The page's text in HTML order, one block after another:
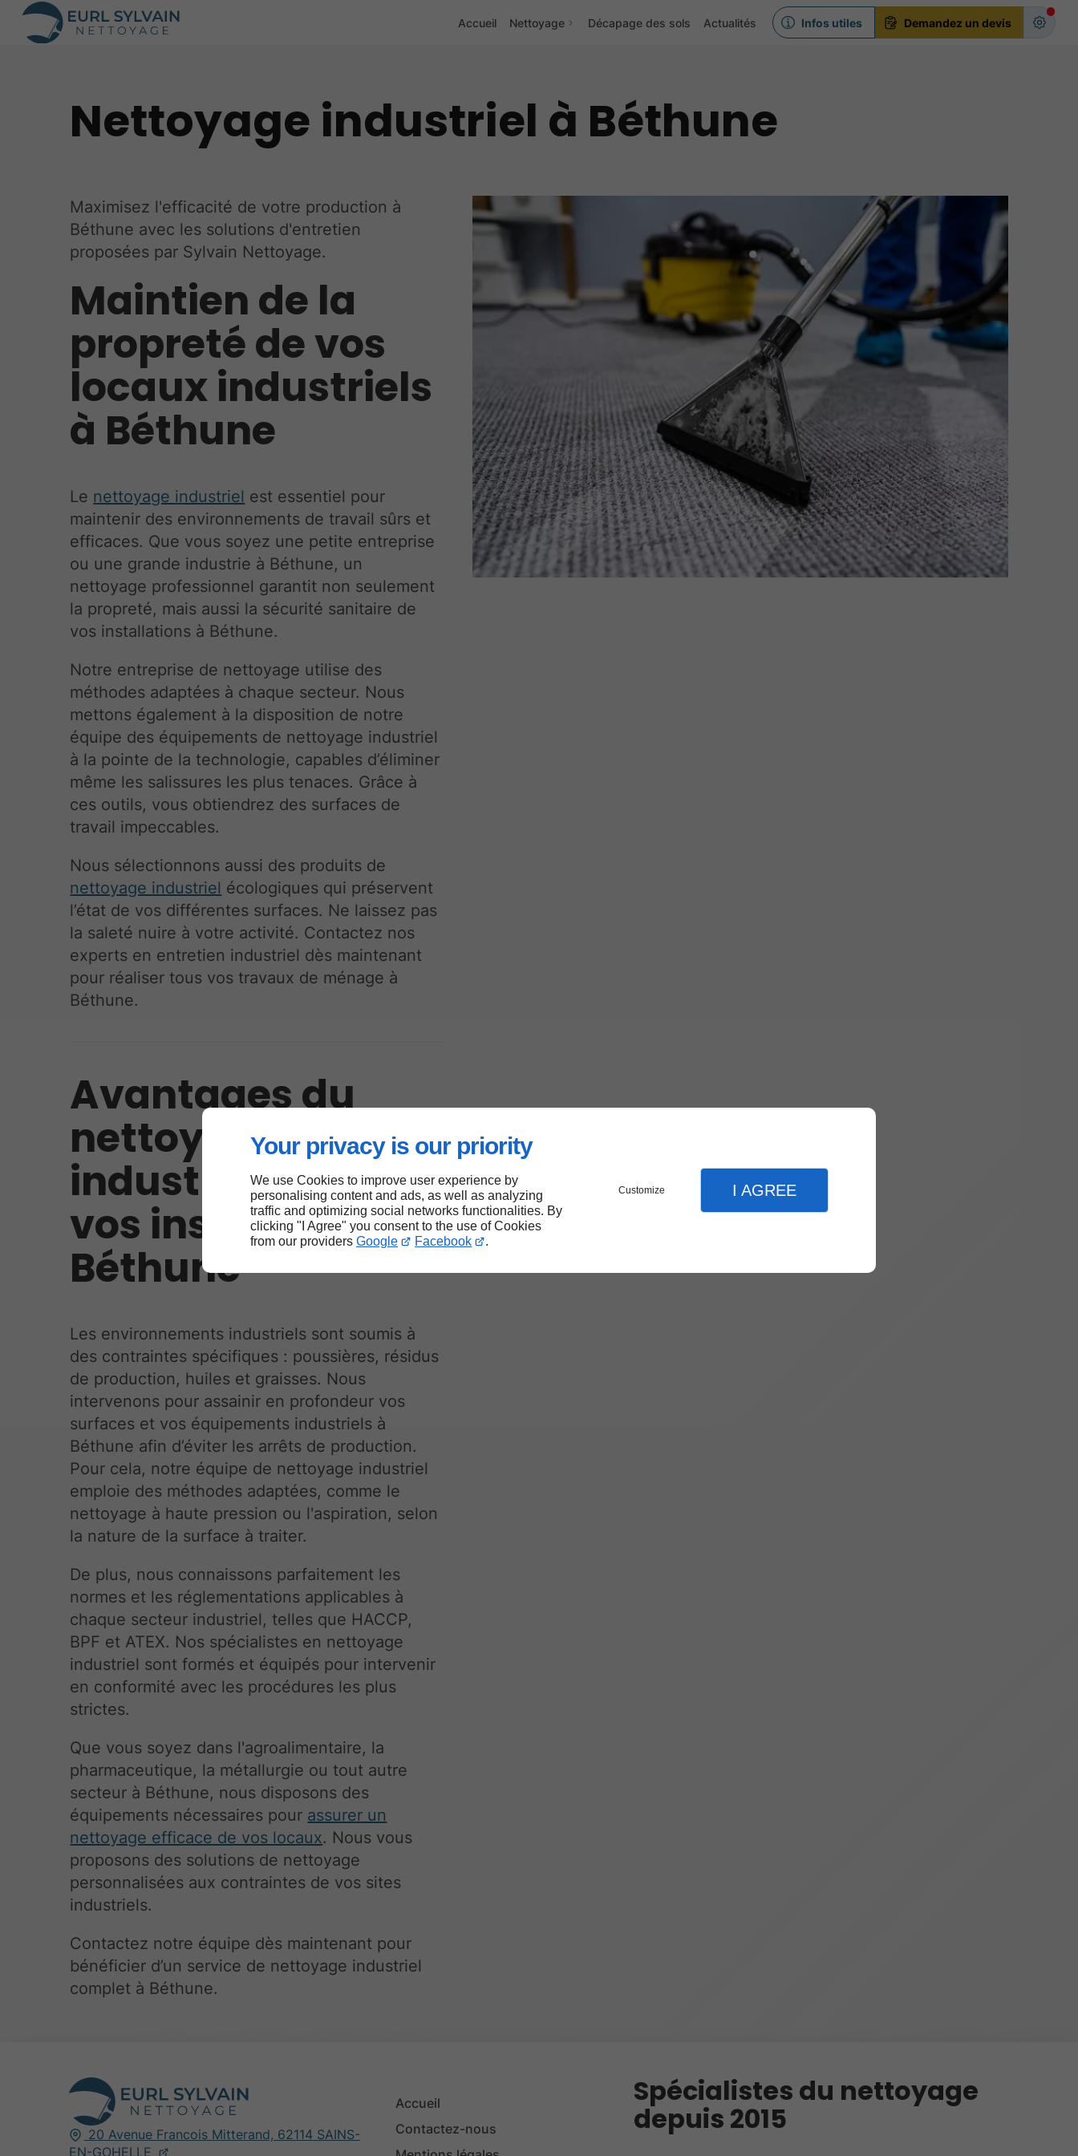
Your privacy is our priority
We use Cookies to improve user experience by
personalising content and ads, as well as analyzing
traffic and optimizing social networks functionalities. By
clicking "I Agree" you consent to the use of Cookies
from our providers Google Facebook .
Customize I AGREE
Accueil Nettoyage Décapage des sols Actualités Infos utiles Demandez un devis
Nettoyage industriel à Béthune
Maximisez l'efficacité de votre production à
Béthune avec les solutions d'entretien
proposées par Sylvain Nettoyage.
Maintien de la
propreté de vos
locaux industriels
à Béthune
Le nettoyage industriel est essentiel pour
maintenir des environnements de travail sûrs et
efficaces. Que vous soyez une petite entreprise
ou une grande industrie à Béthune, un
nettoyage professionnel garantit non seulement
la propreté, mais aussi la sécurité sanitaire de
vos installations à Béthune.
Notre entreprise de nettoyage utilise des
méthodes adaptées à chaque secteur. Nous
mettons également à la disposition de notre
équipe des équipements de nettoyage industriel
à la pointe de la technologie, capables d’éliminer
même les salissures les plus tenaces. Grâce à
ces outils, vous obtiendrez des surfaces de
travail impeccables.
Nous sélectionnons aussi des produits de
nettoyage industriel écologiques qui préservent
l’état de vos différentes surfaces. Ne laissez pas
la saleté nuire à votre activité. Contactez nos
experts en entretien industriel dès maintenant
pour réaliser tous vos travaux de ménage à
Béthune.
Avantages du
nettoyage
industriel pour
vos installations à
Béthune
Les environnements industriels sont soumis à
des contraintes spécifiques : poussières, résidus
de production, huiles et graisses. Nous
intervenons pour assainir en profondeur vos
surfaces et vos équipements industriels à
Béthune afin d’éviter les arrêts de production.
Pour cela, notre équipe de nettoyage industriel
emploie des méthodes adaptées, comme le
nettoyage à haute pression ou l'aspiration, selon
la nature de la surface à traiter.
De plus, nous connaissons parfaitement les
normes et les réglementations applicables à
chaque secteur industriel, telles que HACCP,
BPF et ATEX. Nos spécialistes en nettoyage
industriel sont formés et équipés pour intervenir
en conformité avec les procédures les plus
strictes.
Que vous soyez dans l'agroalimentaire, la
pharmaceutique, la métallurgie ou tout autre
secteur à Béthune, nous disposons des
équipements nécessaires pour assurer un
nettoyage efficace de vos locaux. Nous vous
proposons des solutions de nettoyage
personnalisées aux contraintes de vos sites
industriels.
Contactez notre équipe dès maintenant pour
bénéficier d’un service de nettoyage industriel
complet à Béthune.
20 Avenue Francois Mitterand, 62114 SAINS-
EN-GOHELLE
Accueil
Contactez-nous
Spécialistes du nettoyage
depuis 2015